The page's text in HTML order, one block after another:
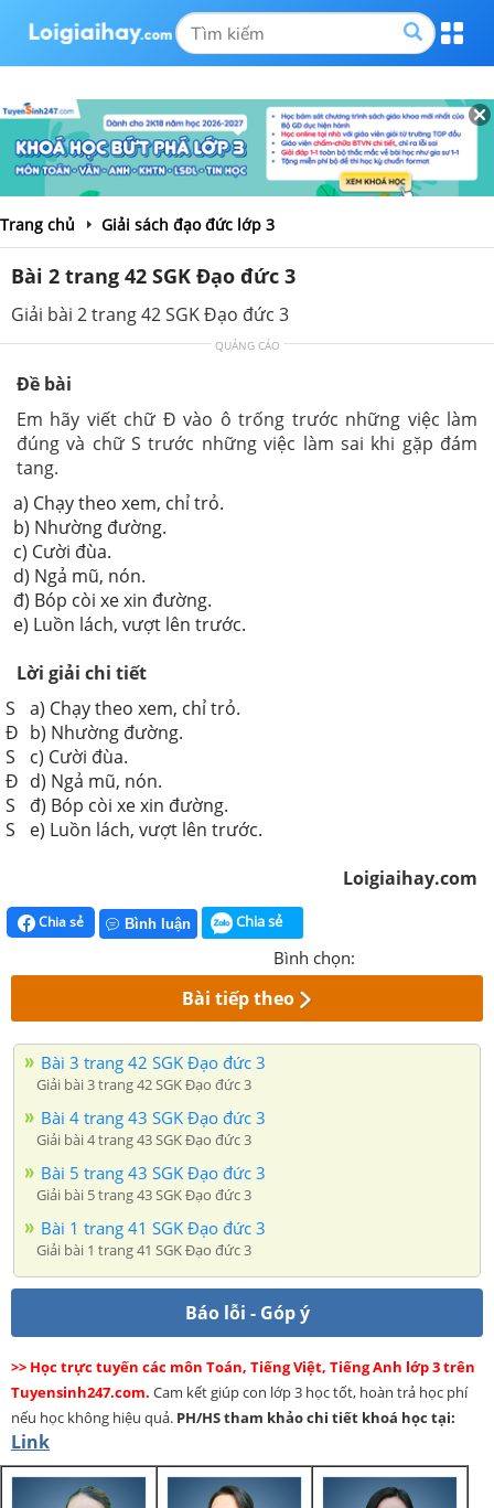
Trang chủ Giải sách đạo đức lớp 3
Bài 2 trang 42 SGK Đạo đức 3
Giải bài 2 trang 42 SGK Đạo đức 3
QUẢNG CÁO
Đề bài
Em hãy viết chữ Đ vào ô trống trước những việc làm
đúng và chữ S trước những việc làm sai khi gặp đám
tang.
a) Chạy theo xem, chỉ trỏ.
b) Nhường đường.
c) Cười đùa.
d) Ngả mũ, nón.
đ) Bóp còi xe xin đường.
e) Luồn lách, vượt lên trước.
Lời giải chi tiết
S
a) Chạy theo xem, chỉ trỏ.
Đ b) Nhường đường.
S
c) Cười đùa.
Đ d) Ngả mũ, nón.
S
đ) Bóp còi xe xin đường.
S
e) Luồn lách, vượt lên trước.
Loigiaihay.com
Chia sẻ Bình luận Chia sẻ
Bình chọn:
Bài tiếp theo
Bài 3 trang 42 SGK Đạo đức 3
Giải bài 3 trang 42 SGK Đạo đức 3
Bài 4 trang 43 SGK Đạo đức 3
Giải bài 4 trang 43 SGK Đạo đức 3
Bài 5 trang 43 SGK Đạo đức 3
Giải bài 5 trang 43 SGK Đạo đức 3
Bài 1 trang 41 SGK Đạo đức 3
Giải bài 1 trang 41 SGK Đạo đức 3
Báo lỗi - Góp ý
>> Học trực tuyến các môn Toán, Tiếng Việt, Tiếng Anh lớp 3 trên
Tuyensinh247.com. Cam kết giúp con lớp 3 học tốt, hoàn trả học phí
nếu học không hiệu quả. PH/HStham khảo chi tiết khoá học tại:
Link